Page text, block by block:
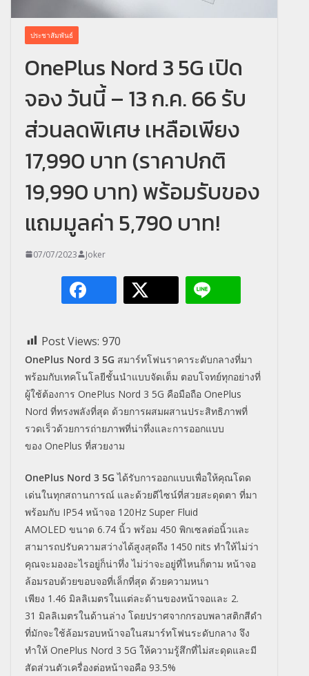
ประชาสัมพันธ์
OnePlus Nord 3 5G เปิด
จอง วันนี้ – 13 ก.ค. 66 รับ
ส่วนลดพิเศษ เหลือเพียง
17,990 บาท (ราคาปกติ
19,990 บาท) พร้อมรับของ
แถมมูลค่า 5,790 บาท!
07/07/2023 Joker
Post Views: 970
OnePlus Nord 3 5G สมาร์ทโฟนราคาระดับกลางที่มา
พร้อมกับเทคโนโลยีชั้นนำแบบจัดเต็ม ตอบโจทย์ทุกอย่างที่
ผู้ใช้ต้องการ OnePlus Nord 3 5G คือมือถือ OnePlus
Nord ที่ทรงพลังที่สุด ด้วยการผสมผสานประสิทธิภาพที่
รวดเร็วด้วยการถ่ายภาพที่น่าทึ่งและการออกแบบ
ของ OnePlus ที่สวยงาม
OnePlus Nord 3 5G ได้รับการออกแบบเพื่อให้คุณโดด
เด่นในทุกสถานการณ์ และด้วยดีไซน์ที่สวยสะดุดตา ที่มา
พร้อมกับ IP54 หน้าจอ 120Hz Super Fluid
AMOLED ขนาด 6.74 นิ้ว พร้อม 450 พิกเซลต่อนิ้วและ
สามารถปรับความสว่างได้สูงสุดถึง 1450 nits ทำให้ไม่ว่า
คุณจะมองอะไรอยู่ก็น่าทึ่ง ไม่ว่าจะอยู่ที่ไหนก็ตาม หน้าจอ
ล้อมรอบด้วยขอบจอที่เล็กที่สุด ด้วยความหนา
เพียง 1.46 มิลลิเมตรในแต่ละด้านของหน้าจอและ 2.
31 มิลลิเมตรในด้านล่าง โดยปราศจากกรอบพลาสติกสีดำ
ที่มักจะใช้ล้อมรอบหน้าจอในสมาร์ทโฟนระดับกลาง จึง
ทำให้ OnePlus Nord 3 5G ให้ความรู้สึกที่ไม่สะดุดและมี
สัดส่วนตัวเครื่องต่อหน้าจอคือ 93.5%